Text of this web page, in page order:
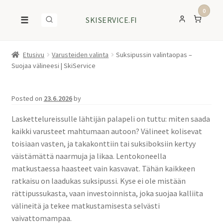
☰ SKISERVICE.FI
0
Etusivu Varusteiden valinta
Suksipussin valintaopas –
Suojaa välineesi | SkiService
Posted on 23.6.2026by
Laskettelureissulle lähtijän palapeli on tuttu: miten saada
kaikki varusteet mahtumaan autoon? Välineet kolisevat
toisiaan vasten, ja takakonttiin tai suksiboksiin kertyy
väistämättä naarmuja ja likaa. Lentokoneella
matkustaessa haasteet vain kasvavat. Tähän kaikkeen
ratkaisu on laadukas suksipussi. Kyse ei ole mistään
rättipussukasta, vaan investoinnista, joka suojaa kalliita
välineitä ja tekee matkustamisesta selvästi
vaivattomampaa.